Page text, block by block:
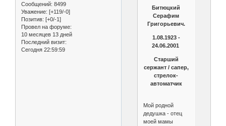
Сообщений: 8499
Уважение: [+119/-0]
Позитив: [+0/-1]
Провел на форуме:
10 месяцев 13 дней
Последний визит:
Сегодня 22:59:59
Битюцкий
Серафим
Григорьевич.
1.08.1923 -
24.06.2001
Старший
сержант / сапер,
стрелок-
автоматчик
Мой родной
дедушка - отец
моей мамы